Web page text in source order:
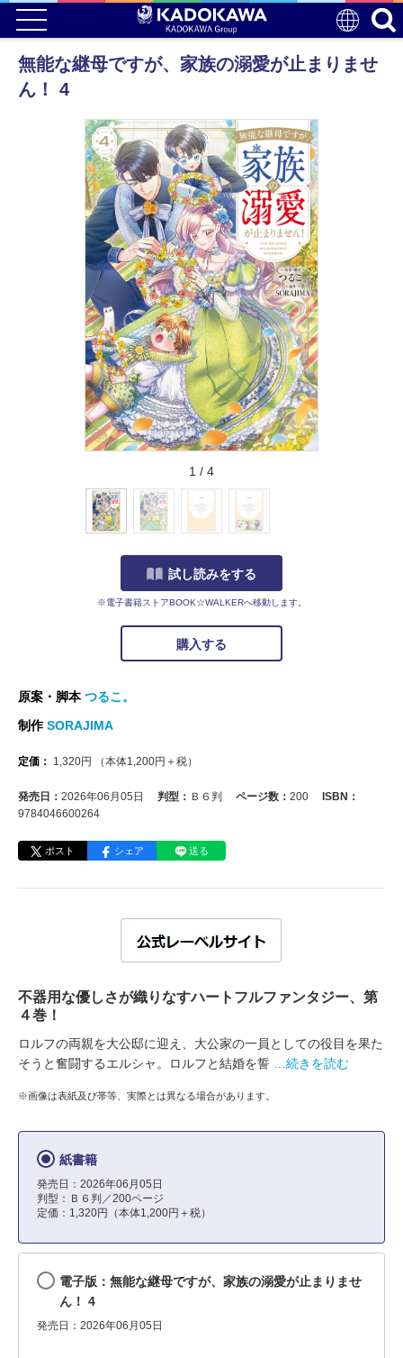
無能な継母ですが、家族の溺愛が止まりませ
ん！ 4
1 / 4
試し読みをする
※電子書籍ストアBOOK☆WALKERへ移動します。
購入する
原案・脚本つるこ。
制作SORAJIMA
定価： 1,320円 （本体1,200円＋税）
発売日： 2026年06月05日 判型： Ｂ６判 ページ数： 200
ISBN：
9784046600264
ポスト シェア 送る
不器用な優しさが織りなすハートフルファンタジー、第
４巻！
ロルフの両親を大公邸に迎え、大公家の一員としての役目を果た
そうと奮闘するエルシャ。ロルフと結婚を誓
…続きを読む
※画像は表紙及び帯等、実際とは異なる場合があります。
紙書籍
発売日：2026年06月05日
判型：Ｂ６判／200ページ
定価：1,320円（本体1,200円＋税）
電子版：無能な継母ですが、家族の溺愛が止まりませ
ん！ 4
発売日：2026年06月05日